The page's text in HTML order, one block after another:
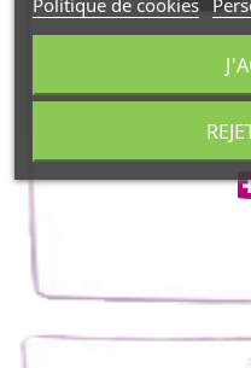
Huile essentielle
Politique de cookies